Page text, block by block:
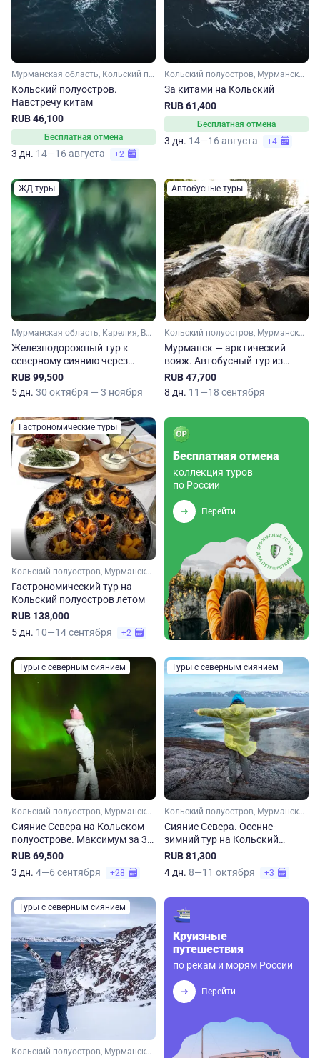
Мурманская область, Кольский полуостров, Арктика
Кольский полуостров.
Навстречу китам
RUB 46,100
Бесплатная отмена
3 дн. 14—16 августа +2
Кольский полуостров, Мурманская область, Арктика
За китами на Кольский
RUB 61,400
Бесплатная отмена
3 дн. 14—16 августа +4
ЖД туры
Мурманская область, Карелия, Вологодская область, Кольский полуостров, Арктика
Железнодорожный тур к
северному сиянию через
Карелию, Мурманск и Вологду
RUB 99,500
5 дн. 30 октября — 3 ноября
Автобусные туры
Кольский полуостров, Мурманская область, Арктика
Мурманск — арктический
вояж. Автобусный тур из
Перми
RUB 47,700
8 дн. 11—18 сентября
Гастрономические туры
Кольский полуостров, Мурманская область, Арктика
Гастрономический тур на
Кольский полуостров летом
RUB 138,000
5 дн. 10—14 сентября +2
Бесплатная отмена
коллекция туров
по России
Перейти
Туры с северным сиянием
Кольский полуостров, Мурманская область, Арктика
Сияние Севера на Кольском
полуострове. Максимум за 3
дня
RUB 69,500
3 дн. 4—6 сентября +28
Туры с северным сиянием
Кольский полуостров, Мурманская область, Арктика
Сияние Севера. Осенне-
зимний тур на Кольский
полуостров
RUB 81,300
4 дн. 8—11 октября +3
Туры с северным сиянием
Кольский полуостров, Мурманская область, Арктика
Круизные
путешествия
по рекам и морям России
Перейти